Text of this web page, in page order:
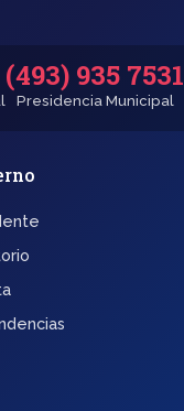
(493) 935 7531
Presidencia Municipal